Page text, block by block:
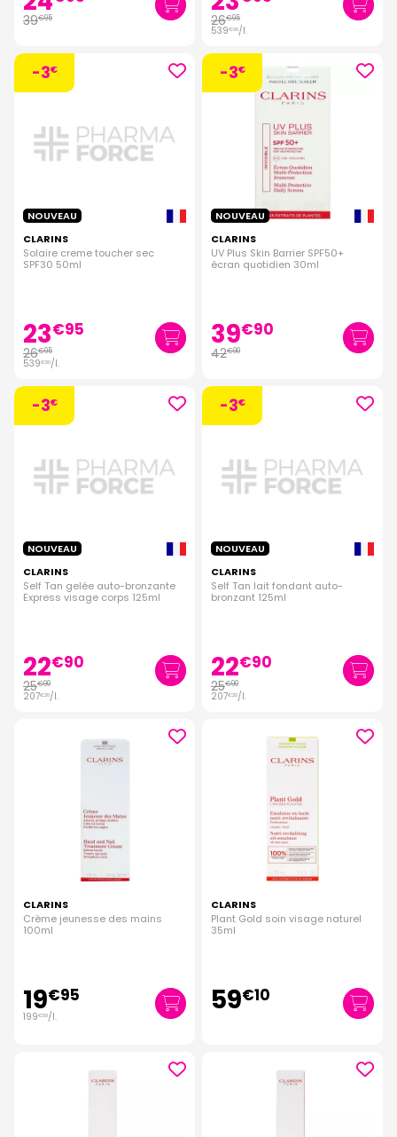
39€95 26€95
539€00/l.
-3€
NOUVEAU
CLARINS
Solaire creme toucher sec
SPF30 50ml
23€95
26€95
539€00/l.
-3€
NOUVEAU
CLARINS
UV Plus Skin Barrier SPF50+
écran quotidien 30ml
39€90
42€90
-3€
NOUVEAU
CLARINS
Self Tan gelée auto-bronzante
Express visage corps 125ml
22€90
25€90
207€20/l.
-3€
NOUVEAU
CLARINS
Self Tan lait fondant auto-
bronzant 125ml
22€90
25€90
207€20/l.
CLARINS
Crème jeunesse des mains
100ml
19€95
199€50/l.
CLARINS
Plant Gold soin visage naturel
35ml
59€10